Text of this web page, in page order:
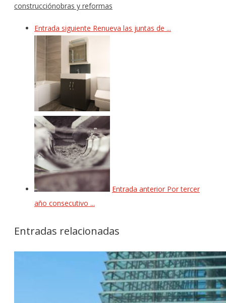
construcciónobras y reformas
Entrada siguiente Renueva las juntas de ...
Entrada anterior Por tercer
año consecutivo ...
Entradas relacionadas